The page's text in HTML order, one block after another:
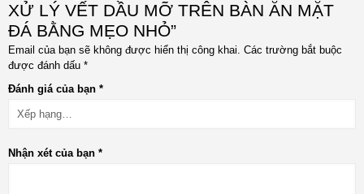
XỬ LÝ VẾT DẦU MỠ TRÊN BÀN ĂN MẶT
ĐÁ BẰNG MẸO NHỎ”
Email của bạn sẽ không được hiển thị công khai. Các trường bắt buộc
được đánh dấu *
Đánh giá của bạn *
Nhận xét của bạn *